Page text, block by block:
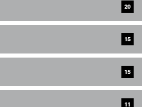
20
15
15
11